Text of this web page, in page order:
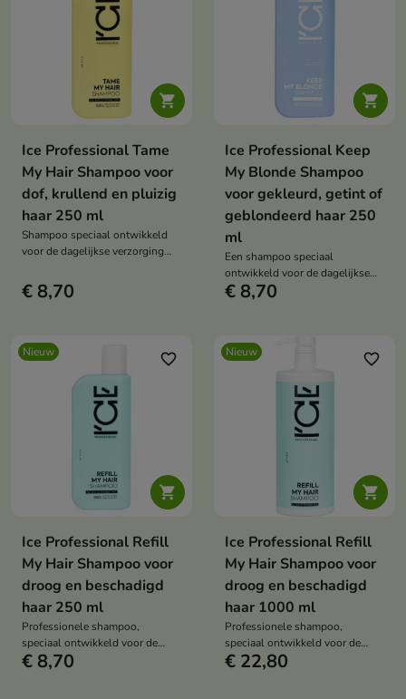

Ice Professional Tame
My Hair Shampoo voor
dof, krullend en pluizig
haar 250 ml
Shampoo speciaal ontwikkeld
voor de dagelijkse verzorging
hydraterend moet zijn.
€ 8,70

Ice Professional Keep
My Blonde Shampoo
voor gekleurd, getint of
geblondeerd haar 250
ml
Een shampoo speciaal
ontwikkeld voor de dagelijkse
verzorging van blond haar –
€ 8,70
Nieuw

favorite_border
Ice Professional Refill
My Hair Shampoo voor
droog en beschadigd
haar 250 ml
Professionele shampoo,
speciaal ontwikkeld voor de
dagelijkse verzorging van droog,
€ 8,70
Nieuw

favorite_border
Ice Professional Refill
My Hair Shampoo voor
droog en beschadigd
haar 1000 ml
Professionele shampoo,
speciaal ontwikkeld voor de
dagelijkse verzorging van droog,
€ 22,80